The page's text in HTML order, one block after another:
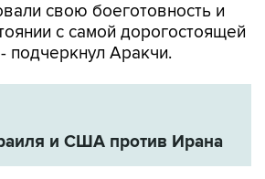
свою боеготовность и
с самой дорогостоящей
подчеркнул Аракчи.
и США против Ирана